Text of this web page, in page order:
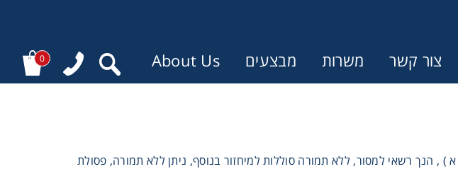
צור קשר משרות מבצעים About Us
0
בהתאם להוראות החוק לטיפול בציוד אלקטרוני, חשמלי ובסוללות התשע”ב 2012 (סעיף 30 א ) , הנך רשאי למסור, ללא תמורה סוללות למיחזור בנוסף, ניתן ללא תמורה, פסולת